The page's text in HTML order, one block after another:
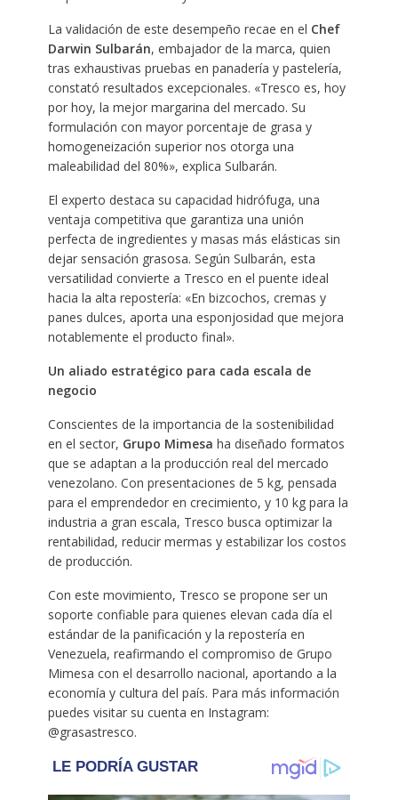
La validación de este desempeño recae en el Chef
Darwin Sulbarán, embajador de la marca, quien
tras exhaustivas pruebas en panadería y pastelería,
constató resultados excepcionales. «Tresco es, hoy
por hoy, la mejor margarina del mercado. Su
formulación con mayor porcentaje de grasa y
homogeneización superior nos otorga una
maleabilidad del 80%», explica Sulbarán.
El experto destaca su capacidad hidrófuga, una
ventaja competitiva que garantiza una unión
perfecta de ingredientes y masas más elásticas sin
dejar sensación grasosa. Según Sulbarán, esta
versatilidad convierte a Tresco en el puente ideal
hacia la alta repostería: «En bizcochos, cremas y
panes dulces, aporta una esponjosidad que mejora
notablemente el producto final».
Un aliado estratégico para cada escala de
negocio
Conscientes de la importancia de la sostenibilidad
en el sector, Grupo Mimesa ha diseñado formatos
que se adaptan a la producción real del mercado
venezolano. Con presentaciones de 5 kg, pensada
para el emprendedor en crecimiento, y 10 kg para la
industria a gran escala, Tresco busca optimizar la
rentabilidad, reducir mermas y estabilizar los costos
de producción.
Con este movimiento, Tresco se propone ser un
soporte confiable para quienes elevan cada día el
estándar de la panificación y la repostería en
Venezuela, reafirmando el compromiso de Grupo
Mimesa con el desarrollo nacional, aportando a la
economía y cultura del país. Para más información
puedes visitar su cuenta en Instagram:
@grasastresco.